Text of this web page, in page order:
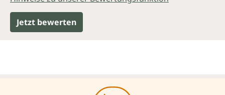
Jetzt bewerten